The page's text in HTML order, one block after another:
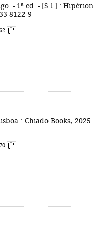
- 1ª ed. - [S.l.] : Hipérion
8122-9
: Chiado Books, 2025.